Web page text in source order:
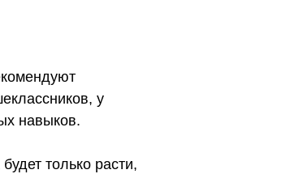
у
навыков.
только расти,